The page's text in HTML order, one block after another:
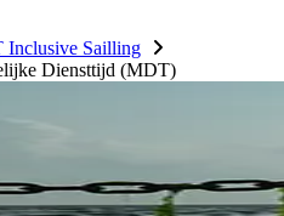
Inclusive Sailling
Diensttijd (MDT)